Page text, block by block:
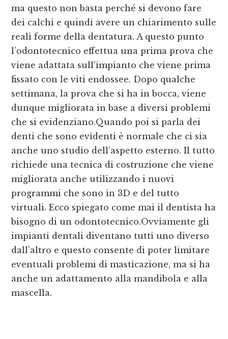
ma questo non basta perché si devono fare
dei calchi e quindi avere un chiarimento sulle
reali forme della dentatura. A questo punto
l’odontotecnico effettua una prima prova che
viene adattata sull’impianto che viene prima
fissato con le viti endossee. Dopo qualche
settimana, la prova che si ha in bocca, viene
dunque migliorata in base a diversi problemi
che si evidenziano.Quando poi si parla dei
denti che sono evidenti è normale che ci sia
anche uno studio dell’aspetto esterno. Il tutto
richiede una tecnica di costruzione che viene
migliorata anche utilizzando i nuovi
programmi che sono in 3D e del tutto
virtuali. Ecco spiegato come mai il dentista ha
bisogno di un odontotecnico.Ovviamente gli
impianti dentali diventano tutti uno diverso
dall’altro e questo consente di poter limitare
eventuali problemi di masticazione, ma si ha
anche un adattamento alla mandibola e alla
mascella.